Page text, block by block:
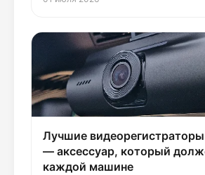
Лучшие
— аксессуар, который
каждой машине